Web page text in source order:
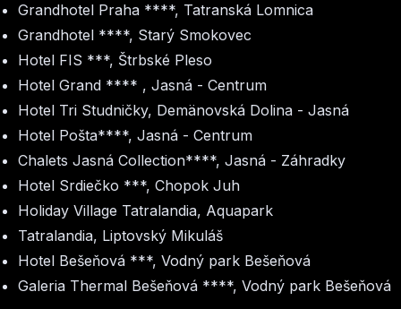
Grandhotel Praha ****, Tatranská Lomnica
Grandhotel ****, Starý Smokovec
Hotel FIS ***, Štrbské Pleso
Hotel Grand **** , Jasná - Centrum
Hotel Tri Studničky, Demänovská Dolina - Jasná
Hotel Pošta****, Jasná - Centrum
Chalets Jasná Collection****, Jasná - Záhradky
Hotel Srdiečko ***, Chopok Juh
Holiday Village Tatralandia, Aquapark
Tatralandia, Liptovský Mikuláš
Hotel Bešeňová ***, Vodný park Bešeňová
Galeria Thermal Bešeňová ****, Vodný park Bešeňová